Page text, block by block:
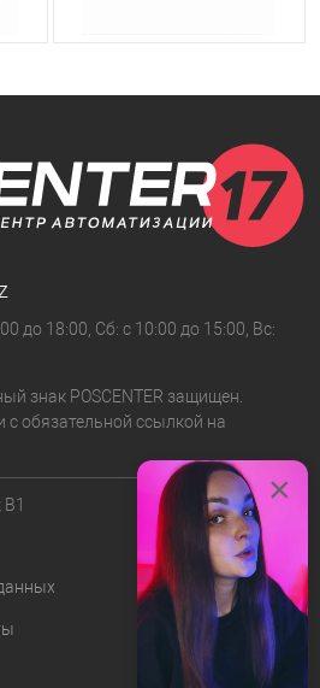
до 18:00, Сб: с 10:00 до 15:00, Вс:
знак POSCENTER защищен.
обязательной ссылкой на
×